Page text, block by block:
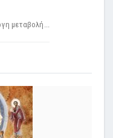
μεταβολή...